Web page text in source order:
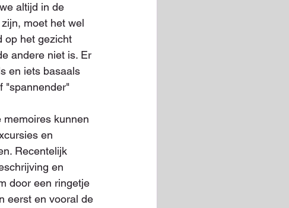
altijd in de
moet het wel
op het gezicht
andere niet is. Er
en iets basaals
"spannender"
kunnen
en
Recentelijk
en
door een ringetje
eerst en vooral de